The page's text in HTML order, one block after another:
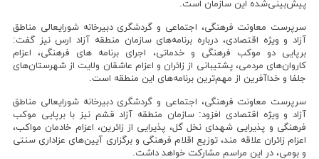
پیش‌بینی‌شده این سازمان است.
سرپرست معاونت فرهنگی، اجتماعی و گردشگری دبیرخانه شورایعالی مناطق
آزاد و ویژه اقتصادی، درباره برنامه‌های سازمان منطقه آزاد ارس نیز گفت:
برپایی دو موکب فرهنگی و خدماتی، اجرای برنامه های فرهنگی، اعزام
کاروان‌های مردمی، پشتیبانی از زائران و اعزام عاشقان ولایت از شهرستان‌های
جلفا و خداآفرین از مهم‌ترین برنامه‌های این منطقه است.
سرپرست معاونت فرهنگی، اجتماعی و گردشگری دبیرخانه شورایعالی مناطق
آزاد و ویژه اقتصادی افزود: سازمان منطقه آزاد قشم نیز با برپایی موکب
فرهنگی و پذیرایی شهدای نخل گل، پذیرایی از زائرین، اعزام خادمان مواکب،
اعزام زائران علاقه مند، توزیع اقلام فرهنگی و برگزاری آیین‌های عزاداری سنتی
و بومی، در این مراسم مشارکت خواهد داشت.